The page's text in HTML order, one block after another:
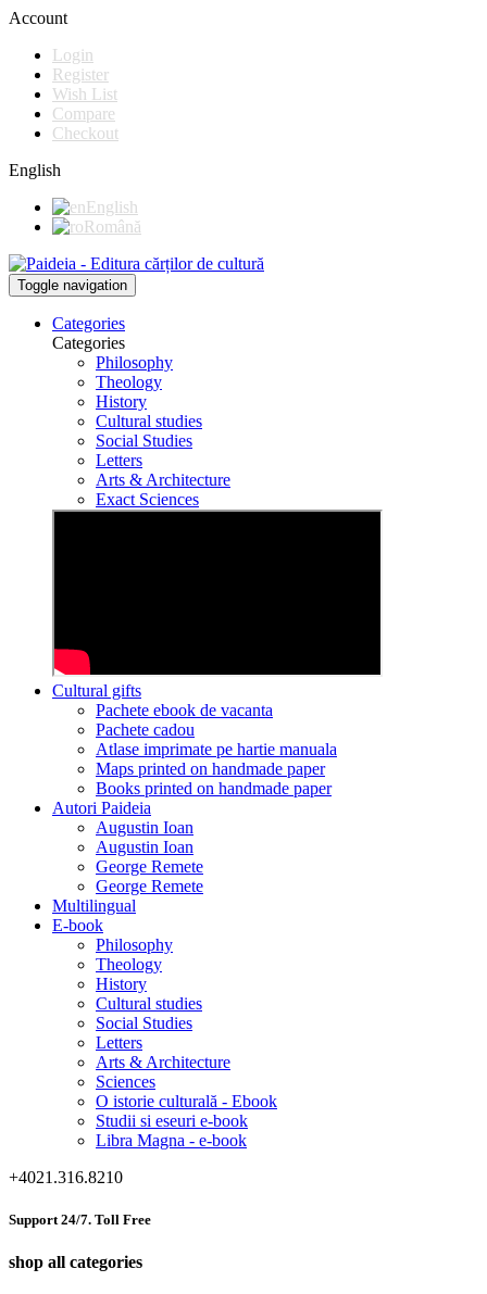
Account
Login
Register
Wish List
Compare
Checkout
English
English
Română
Toggle navigation
Categories
Categories
Philosophy
Theology
History
Cultural studies
Social Studies
Letters
Arts & Architecture
Exact Sciences
Cultural gifts
Pachete ebook de vacanta
Pachete cadou
Atlase imprimate pe hartie manuala
Maps printed on handmade paper
Books printed on handmade paper
Autori Paideia
Augustin Ioan
Augustin Ioan
George Remete
George Remete
Multilingual
E-book
Philosophy
Theology
History
Cultural studies
Social Studies
Letters
Arts & Architecture
Sciences
O istorie culturală - Ebook
Studii si eseuri e-book
Libra Magna - e-book
+4021.316.8210
Support 24/7. Toll Free
shop all categories